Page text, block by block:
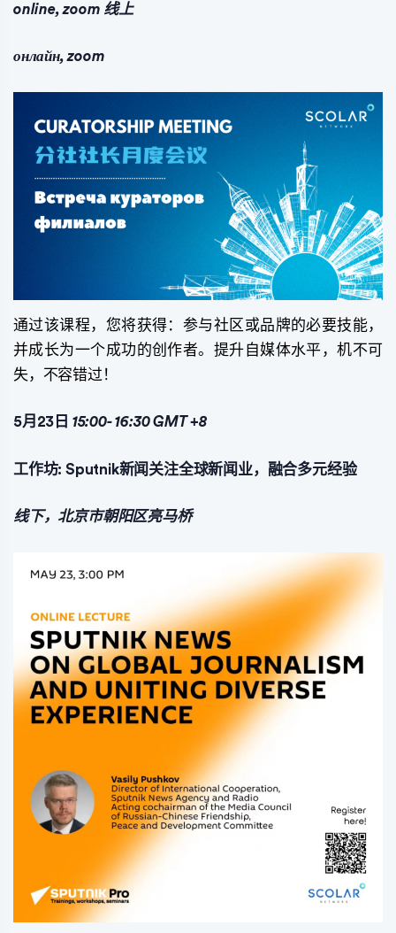
online, zoom 线上
онлайн, zoom
通过该课程，您将获得：参与社区或品牌的必要技能，
并成长为一个成功的创作者。提升自媒体水平，机不可
失，不容错过！
5月23日 15:00- 16:30 GMT +8
工作坊: Sputnik新闻关注全球新闻业，融合多元经验
线下，北京市朝阳区亮马桥